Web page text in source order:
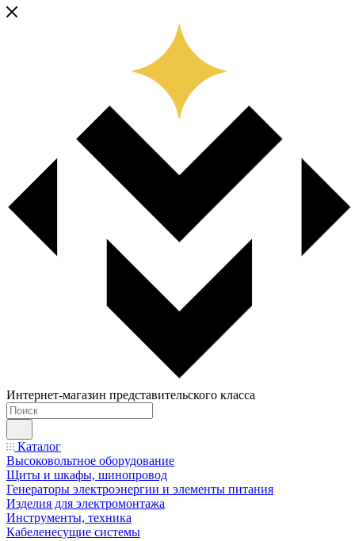
Интернет-магазин представительского класса
Каталог
Высоковольтное оборудование
Щиты и шкафы, шинопровод
Генераторы электроэнергии и элементы питания
Изделия для электромонтажа
Инструменты, техника
Кабеленесущие системы